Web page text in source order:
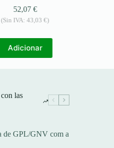
52,07 €
(Sin IVA:43,03€)
Adicionar
las
de GPL/GNV com a